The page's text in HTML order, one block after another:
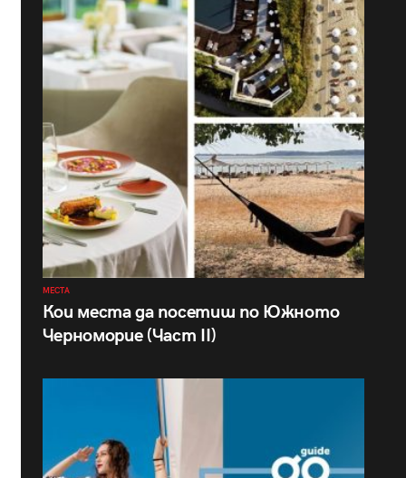
МЕСТА
Кои места да посетиш по Южното
Черноморие (Част II)